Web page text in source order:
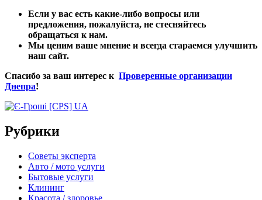
Если у вас есть какие-либо вопросы или
предложения, пожалуйста, не стесняйтесь
обращаться к нам.
Мы ценим ваше мнение и всегда стараемся улучшить
наш сайт.
Спасибо за ваш интерес к Проверенные организации
Днепра!
Рубрики
Советы эксперта
Авто / мото услуги
Бытовые услуги
Клининг
Красота / здоровье